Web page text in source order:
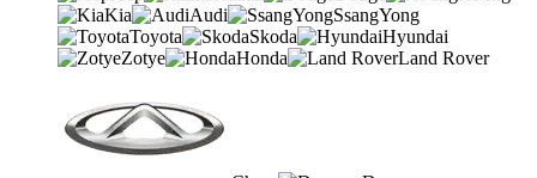
Kia
Audi
SsangYong
Toyota
Skoda
Hyundai
Zotye
Honda Land Rover